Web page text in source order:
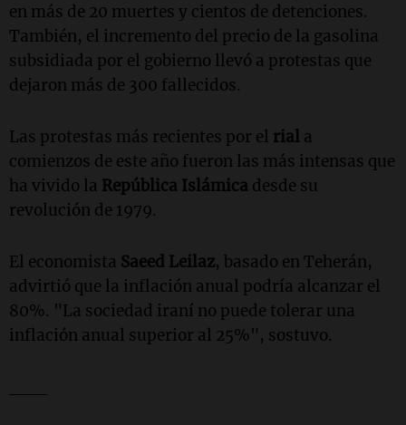
en más de 20 muertes y cientos de detenciones.
También, el incremento del precio de la gasolina
subsidiada por el gobierno llevó a protestas que
dejaron más de 300 fallecidos.
Las protestas más recientes por el rial a
comienzos de este año fueron las más intensas que
ha vivido la República Islámica desde su
revolución de 1979.
El economista Saeed Leilaz, basado en Teherán,
advirtió que la inflación anual podría alcanzar el
80%. "La sociedad iraní no puede tolerar una
inflación anual superior al 25%", sostuvo.